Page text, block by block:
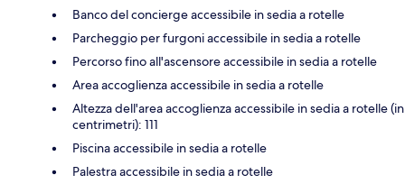
Banco del concierge accessibile in sedia a rotelle
Parcheggio per furgoni accessibile in sedia a rotelle
Percorso fino all'ascensore accessibile in sedia a rotelle
Area accoglienza accessibile in sedia a rotelle
Altezza dell'area accoglienza accessibile in sedia a rotelle (in
centrimetri): 111
Piscina accessibile in sedia a rotelle
Palestra accessibile in sedia a rotelle